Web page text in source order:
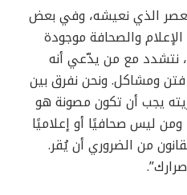
الذي نعيشه، وفي بعض
والصحافة موجودة
نتشدد مع من يدّعي أنه
فتن ومشاكل. ونحن نفرق بين
يجب أن تكون مصونة هو
ليس صحافيًا أو إعلاميًا
من الضروري أن يُقر.